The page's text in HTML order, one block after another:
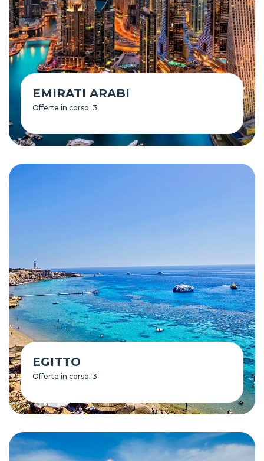
EMIRATI ARABI
Offerte in corso: 3
EGITTO
Offerte in corso: 3